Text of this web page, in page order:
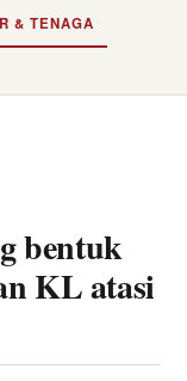
& TENAGA
bentuk
KL atasi